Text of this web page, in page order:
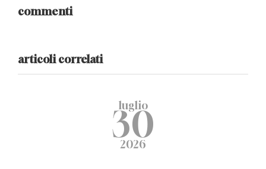
commenti
articoli correlati
luglio
30
2026